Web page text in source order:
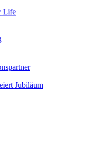
Life
Jubiläum